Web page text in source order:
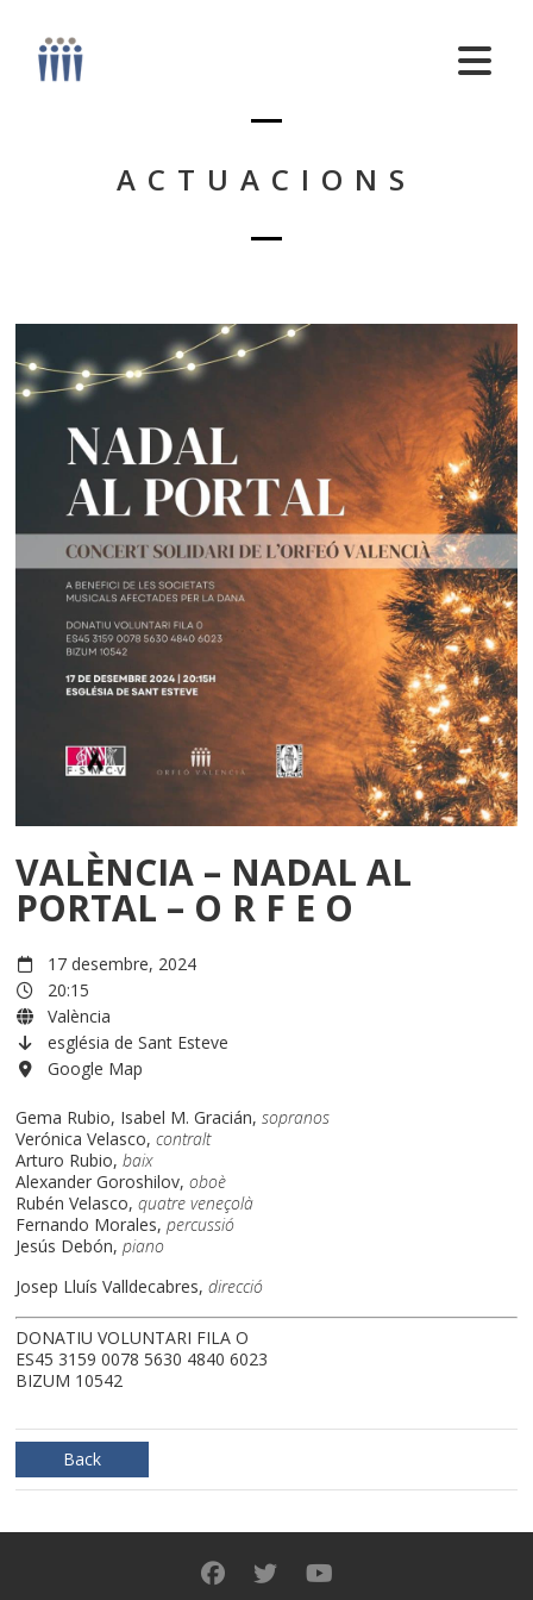
ACTUACIONS
VALÈNCIA – NADAL AL
PORTAL – O R F E O
17 desembre, 2024
20:15
València
església de Sant Esteve
Google Map
Gema Rubio, Isabel M. Gracián, sopranos
Verónica Velasco, contralt
Arturo Rubio, baix
Alexander Goroshilov, oboè
Rubén Velasco, quatre veneçolà
Fernando Morales, percussió
Jesús Debón, piano
Josep Lluís Valldecabres, direcció
DONATIU VOLUNTARI FILA O
ES45 3159 0078 5630 4840 6023
BIZUM 10542
Back